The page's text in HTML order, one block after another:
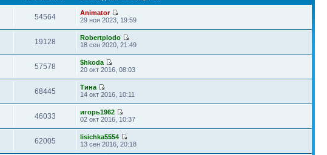
54564
Animator
29 ноя 2023, 19:59
19128
Robertplodo
18 сен 2020, 21:49
57578
$hkoda
20 окт 2016, 08:03
68445
Тина
14 окт 2016, 10:11
46033
игорь1962
02 окт 2016, 10:37
62005
lisichka5554
13 сен 2016, 20:18